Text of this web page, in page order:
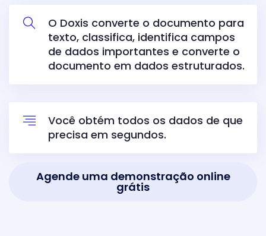
O Doxis converte o documento para
texto, classifica, identifica campos
de dados importantes e converte o
documento em dados estruturados.
Você obtém todos os dados de que
precisa em segundos.
Agende uma demonstração online
grátis